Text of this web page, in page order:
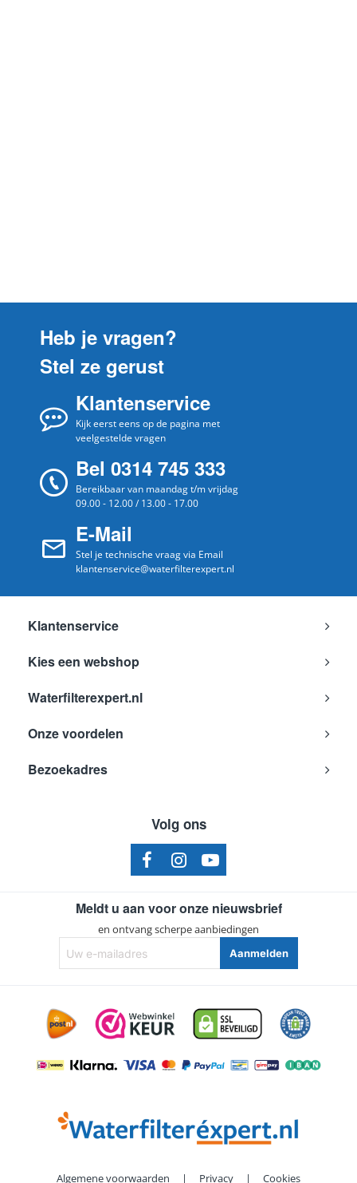
Heb je vragen?
Stel ze gerust
Klantenservice
Kijk eerst eens op de pagina met
veelgestelde vragen
Bel 0314 745 333
Bereikbaar van maandag t/m vrijdag
09.00 - 12.00 / 13.00 - 17.00
E-Mail
Stel je technische vraag via Email
klantenservice@waterfilterexpert.nl
Klantenservice
Kies een webshop
Waterfilterexpert.nl
Onze voordelen
Bezoekadres
Volg ons
Meldt u aan voor onze nieuwsbrief
en ontvang scherpe aanbiedingen
e-
mailadres
Aanmelden
Algemene voorwaarden | Privacy | Cookies